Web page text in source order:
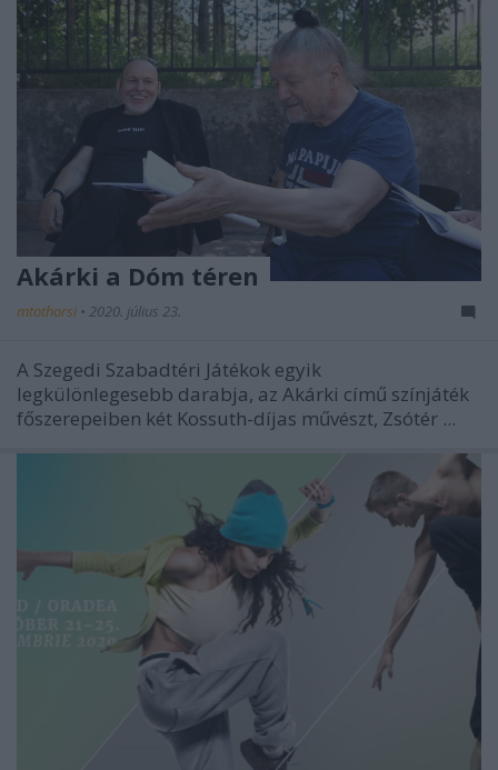
Akárki a Dóm téren
mtothorsi • 2020. július 23.
A Szegedi Szabadtéri Játékok egyik
legkülönlegesebb darabja, az Akárki című színjáték
főszerepeiben két Kossuth-díjas művészt, Zsótér ...